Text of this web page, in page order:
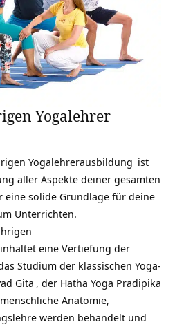
Yogalehrer
Yogalehrerausbildung ist
aller Aspekte deiner gesamten
eine solide Grundlage für deine
Unterrichten.
eine Vertiefung der
Studium der klassischen Yoga-
Gita , der Hatha Yoga Pradipika
Anatomie,
werden behandelt und